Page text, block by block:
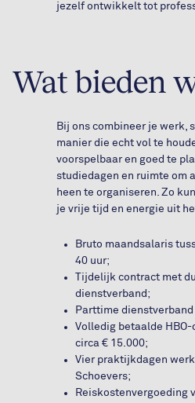
jezelf ontwikkelt tot
Wat bieden
Bij ons combineer je werk,
manier die echt vol te
voorspelbaar en goed te
studiedagen en ruimte om
heen te organiseren. Zo
je vrije tijd en energie uit
Bruto maandsalaris
40 uur;
Tijdelijk contract met
dienstverband;
Parttime dienstverband
Volledig betaalde
circa € 15.000;
Vier praktijkdagen
Schoevers;
Reiskostenvergoeding